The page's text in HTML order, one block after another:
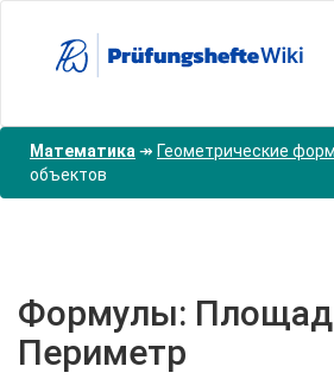
основному
содержанию
Математика ↠ Геометрические
объектов
Формулы:
Периметр